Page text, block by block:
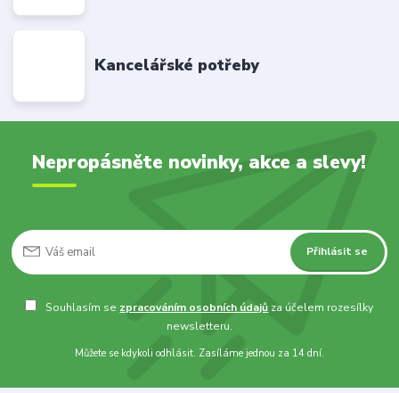
Kancelářské potřeby
Nepropásněte novinky, akce a slevy!
Přihlásit se
Souhlasím se zpracováním osobních údajů za účelem rozesílky
newsletteru.
Můžete se kdykoli odhlásit. Zasíláme jednou za 14 dní.